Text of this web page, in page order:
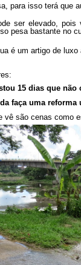
para isso terá que
ser elevado,
pesa bastante no
é um artigo de
15 dias que
faça uma
vê são cenas como